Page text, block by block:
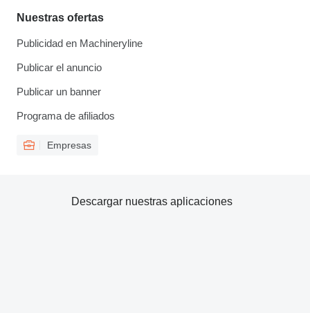
Nuestras ofertas
Publicidad en Machineryline
Publicar el anuncio
Publicar un banner
Programa de afiliados
Empresas
Descargar nuestras aplicaciones